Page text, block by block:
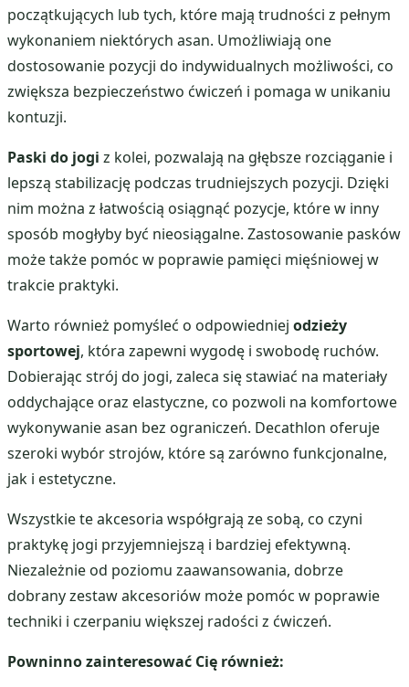
początkujących lub tych, które mają trudności z pełnym
wykonaniem niektórych asan. Umożliwiają one
dostosowanie pozycji do indywidualnych możliwości, co
zwiększa bezpieczeństwo ćwiczeń i pomaga w unikaniu
kontuzji.
Paski do jogi z kolei, pozwalają na głębsze rozciąganie i
lepszą stabilizację podczas trudniejszych pozycji. Dzięki
nim można z łatwością osiągnąć pozycje, które w inny
sposób mogłyby być nieosiągalne. Zastosowanie pasków
może także pomóc w poprawie pamięci mięśniowej w
trakcie praktyki.
Warto również pomyśleć o odpowiedniej odzieży
sportowej, która zapewni wygodę i swobodę ruchów.
Dobierając strój do jogi, zaleca się stawiać na materiały
oddychające oraz elastyczne, co pozwoli na komfortowe
wykonywanie asan bez ograniczeń. Decathlon oferuje
szeroki wybór strojów, które są zarówno funkcjonalne,
jak i estetyczne.
Wszystkie te akcesoria współgrają ze sobą, co czyni
praktykę jogi przyjemniejszą i bardziej efektywną.
Niezależnie od poziomu zaawansowania, dobrze
dobrany zestaw akcesoriów może pomóc w poprawie
techniki i czerpaniu większej radości z ćwiczeń.
Powninno zainteresować Cię również: